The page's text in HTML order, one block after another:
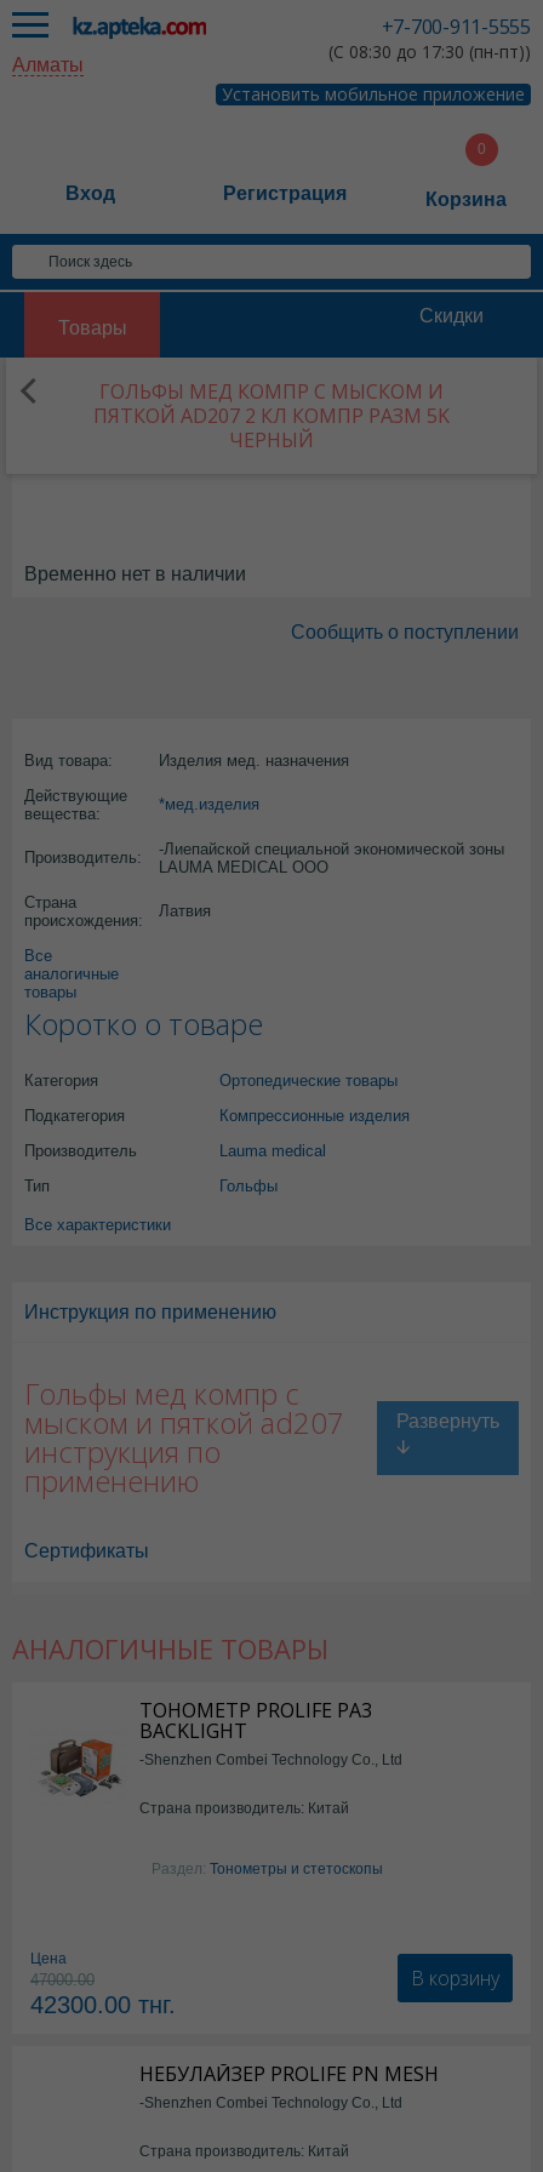
+7-700-911-5555
(С 08:30 до 17:30 (пн-пт))
Установить мобильное приложение
Алматы
Вход Регистрация Корзина
Товары
Скидки
ГОЛЬФЫ МЕД КОМПР С МЫСКОМ И
ПЯТКОЙ AD207 2 КЛ КОМПР РАЗМ 5K
ЧЕРНЫЙ
Временно нет в наличии
Сообщить о поступлении
Вид товара:
Изделия мед. назначения
Действующие
вещества:
*мед.изделия
Производитель:
-Лиепайской специальной экономической зоны
LAUMA MEDICAL OOO
Страна
происхождения:
Латвия
Все
аналогичные
товары
Коротко о товаре
Категория
Ортопедические товары
Подкатегория
Компрессионные изделия
Производитель
Lauma medical
Тип
Гольфы
Все характеристики
Инструкция по применению
Гольфы мед компр с
мыском и пяткой ad207
инструкция по
применению
Сертификаты
АНАЛОГИЧНЫЕ ТОВАРЫ
ТОНОМЕТР PROLIFE PA3
BACKLIGHT
-Shenzhen Combei Technology Co., Ltd
Страна производитель: Китай
Раздел: Тонометры и стетоскопы
Цена
47000.00
42300.00 тнг.
В корзину
НЕБУЛАЙЗЕР PROLIFE PN MESH
-Shenzhen Combei Technology Co., Ltd
Страна производитель: Китай